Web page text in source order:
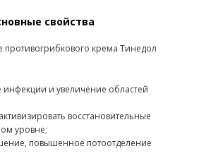
свойства
крема Тинедол
инфекции и увеличение областей
восстановительные
уровне;
повышенное потоотделение